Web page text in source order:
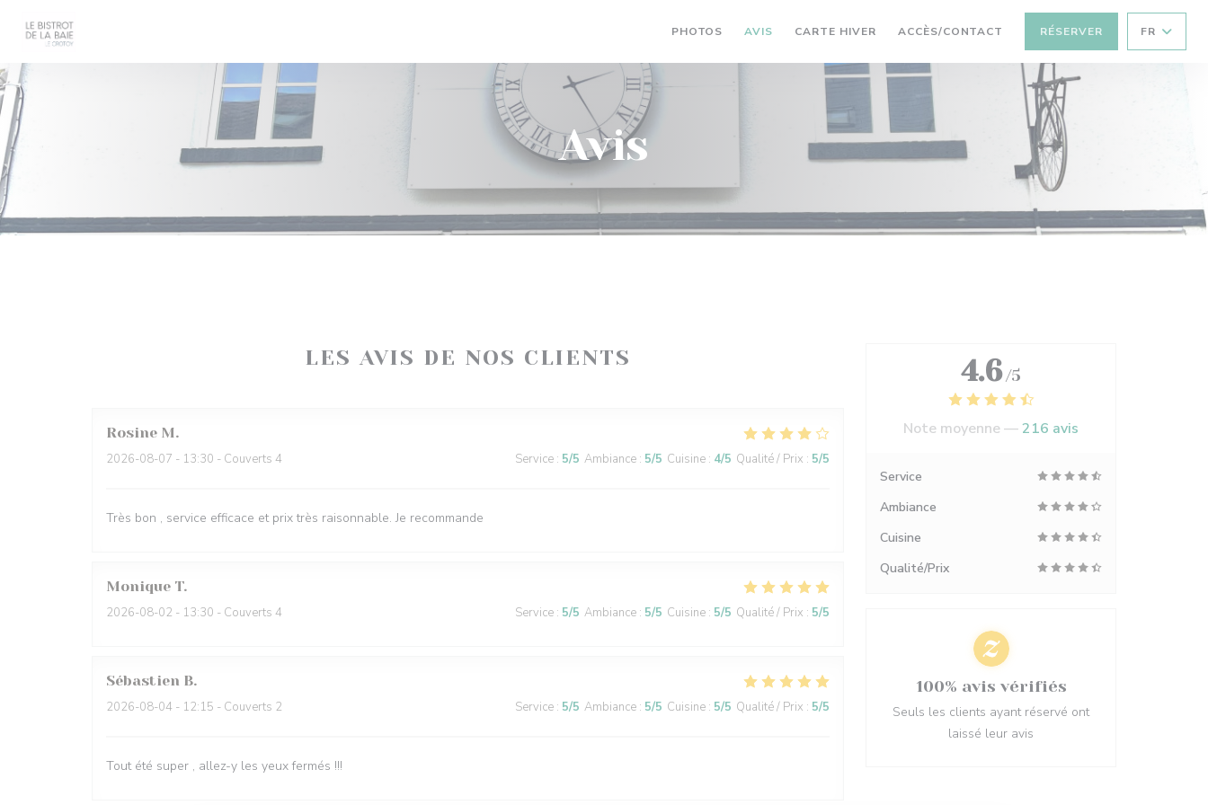
PHOTOS AVIS CARTE HIVER((OUVRE UNE NOUVELLE FENÊTRE))
ACCÈS/CONTACT RÉSERVER FR
Avis
LES AVIS DE NOS CLIENTS
Rosine M
2026-08-07 - 13:30 - Couverts 4 Service : 5/5 Ambiance : 5/5 Cuisine : 4/5 Qualité / Prix : 5/5
Très bon , service efficace et prix très raisonnable. Je recommande
Monique T
2026-08-02 - 13:30 - Couverts 4 Service : 5/5 Ambiance : 5/5 Cuisine : 5/5 Qualité / Prix : 5/5
Sébastien B
2026-08-04 - 12:15 - Couverts 2 Service : 5/5 Ambiance : 5/5 Cuisine : 5/5 Qualité / Prix : 5/5
Tout été super , allez-y les yeux fermés !!!
4.6 /5
Note moyenne —216 avis
Service
Ambiance
Cuisine
Qualité/Prix
100% avis vérifiés
Seuls les clients ayant réservé ont
laissé leur avis